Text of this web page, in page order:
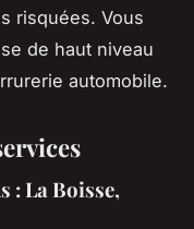
risquées. Vous
de haut niveau
automobile.
: La Boisse,